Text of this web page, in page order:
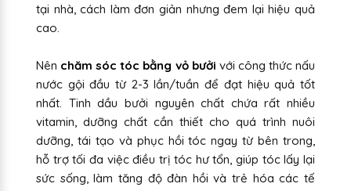
tại nhà, cách làm đơn giản nhưng đem lại hiệu quả
cao.
Nên chăm sóc tóc bằng vỏ bưởi với công thức nấu
nước gội đầu từ 2-3 lần/tuần để đạt hiệu quả tốt
nhất. Tinh dầu bưởi nguyên chất chứa rất nhiều
vitamin, dưỡng chất cần thiết cho quá trình nuôi
dưỡng, tái tạo và phục hồi tóc ngay từ bên trong,
hỗ trợ tối đa việc điều trị tóc hư tổn, giúp tóc lấy lại
sức sống, làm tăng độ đàn hồi và trẻ hóa các tế